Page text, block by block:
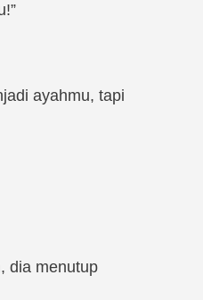
ayahmu, tapi
dia menutup